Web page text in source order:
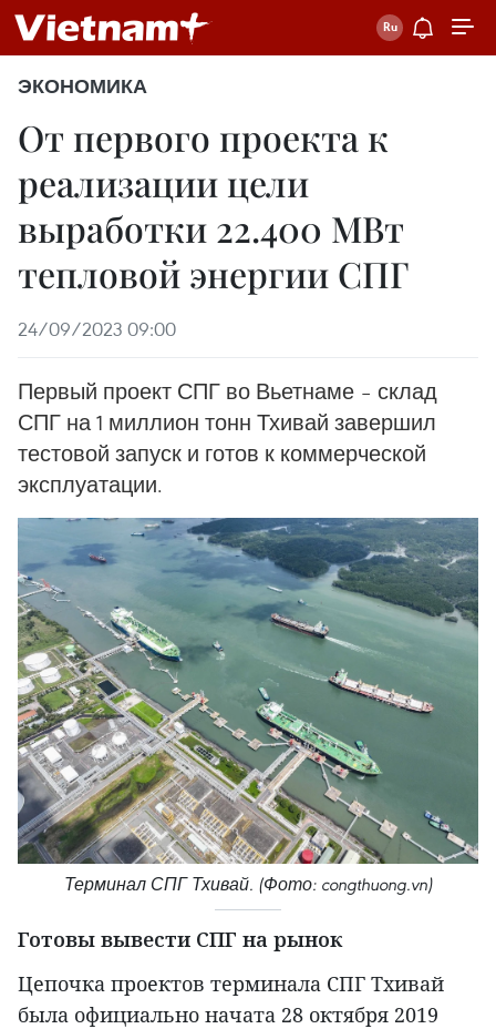
ЭКОНОМИКА
От первого проекта к
реализации цели
выработки 22.400 МВт
тепловой энергии СПГ
24/09/2023 09:00
Первый проект СПГ во Вьетнаме – склад
СПГ на 1 миллион тонн Тхивай завершил
тестовой запуск и готов к коммерческой
эксплуатации.
Терминал СПГ Тхивай. (Фото: congthuong.vn)
Готовы вывести СПГ на рынок
Цепочка проектов терминала СПГ Тхивай
была официально начата 28 октября 2019